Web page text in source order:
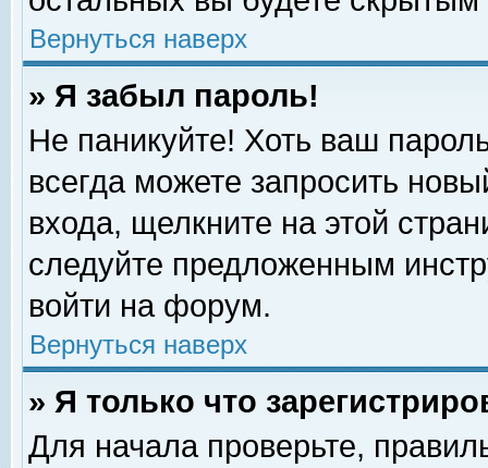
Вернуться наверх
» Я забыл пароль!
Не паникуйте! Хоть ваш
всегда можете запросить
входа, щелкните на этой
следуйте предложенным
войти на форум.
Вернуться наверх
» Я только что
Для начала проверьте,